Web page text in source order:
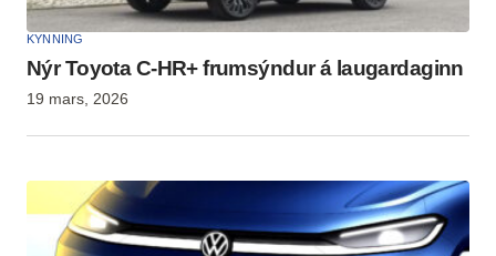
KYNNING
Nýr Toyota C-HR+ frumsýndur á laugardaginn
19 mars, 2026